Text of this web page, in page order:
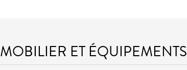
MOBILIER ET ÉQUIPEMENTS